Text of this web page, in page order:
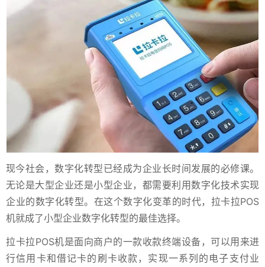
现今社会，数字化转型已经成为企业长时间发展的必修课。
无论是大型企业还是小型企业，都需要利用数字化技术实现
企业的数字化转型。在这个数字化变革的时代，拉卡拉POS
机就成了小型企业数字化转型的最佳选择。
拉卡拉POS机是面向商户的一款收款终端设备，可以用来进
行信用卡和借记卡的刷卡收款，实现一系列的电子支付业